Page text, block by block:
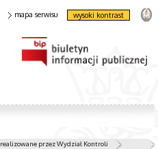
mapa serwisu wysoki kontrast
przez Wydział Kontroli